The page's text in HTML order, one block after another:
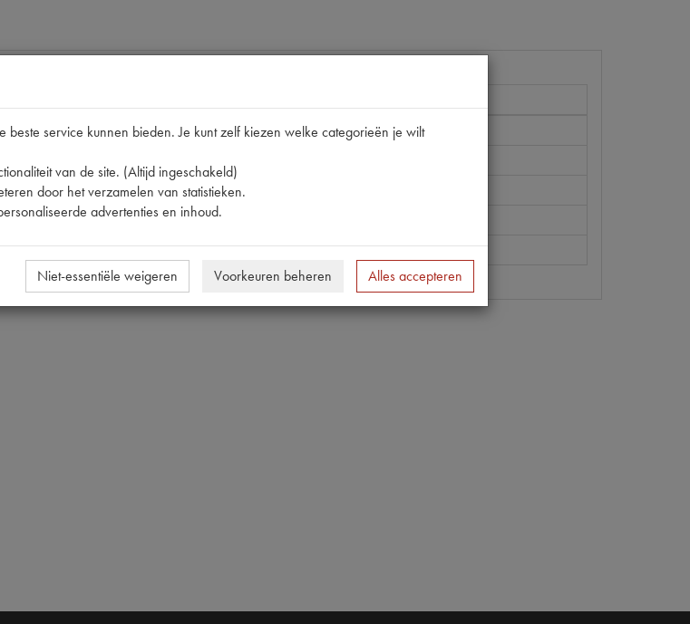
ID/DS19
0
155400 | 2213 | B002 | P1 | X 155 400
155x400 [PW 5]
service kunnen bieden. Je kunt zelf kiezen welke categorieën je wilt
van de site. (Altijd ingeschakeld)
door het verzamelen van statistieken.
advertenties en inhoud.
Niet-essentiële weigeren Voorkeuren beheren Alles accepteren